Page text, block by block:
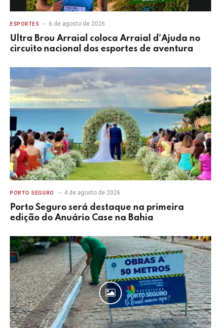
ESPORTES 6 de agosto de 2026
Ultra Brou Arraial coloca Arraial d’Ajuda no
circuito nacional dos esportes de aventura
PORTO SEGURO 4 de agosto de 2026
Porto Seguro será destaque na primeira
edição do Anuário Case na Bahia